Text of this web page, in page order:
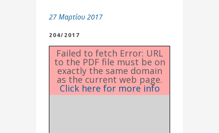
27 Μαρτίου 2017
204/2017
Failed to fetch Error: URL
to the PDF file must be on
exactly the same domain
as the current web page.
Click here for more info